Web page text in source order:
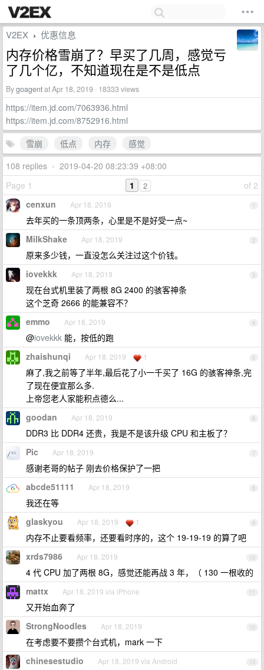
V2EX › 优惠信息
内存价格雪崩了？早买了几周，感觉亏
了几个亿，不知道现在是不是低点
Bygoagentat Apr 18, 2019 · 18333 views
https://item.jd.com/7063936.html
https://item.jd.com/8752916.html
雪崩
低点 内存
感觉
108 replies • 2019-04-20 08:23:39 +08:00
Page 1
of 2
1 2
1
cenxun Apr 18, 2019
去年买的一条顶两条，心里是不是好受一点~
2
MilkShake Apr 18, 2019
原来多少钱，一直没怎么关注过这个价钱。
3
iovekkk Apr 18, 2019
现在台式机里装了两根 8G 2400 的骇客神条
这个芝奇 2666 的能兼容不？
4
emmo Apr 18, 2019
@iovekkk 能，按低的跑
5
zhaishunqi Apr 18, 2019 1
麻了,我之前等了半年,最后花了小一千买了 16G 的骇客神条,完
了现在便宜那么多.
上帝您老人家能积点德么...
6
goodan Apr 18, 2019
DDR3 比 DDR4 还贵，我是不是该升级 CPU 和主板了？
7
Pic Apr 18, 2019
感谢老哥的帖子 刚去价格保护了一把
8
abcde51111 Apr 18, 2019
我还在等
9
glaskyou Apr 18, 2019 1
内存不止要看频率，还要看时序的，这个 19-19-19 的算了吧
10
xrds7986 Apr 18, 2019
4 代 CPU 加了两根 8G，感觉还能再战 3 年，（ 130 一根收的
11
mattx Apr 18, 2019 via iPhone
又开始血奔了
12
StrongNoodles Apr 18, 2019
在考虑要不要攒个台式机，mark 一下
13
chinesestudio Apr 18, 2019 via Android